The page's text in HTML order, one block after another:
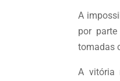
A
por
tomadas
A vitória